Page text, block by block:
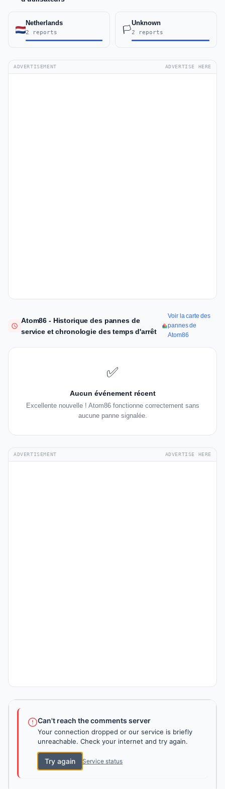
Netherlands
2 reports 🏳️
Unknown
2 reports
ADVERTISEMENT ADVERTISE HERE
Atom86 - Historique des pannes de
service et chronologie des temps d'arrêt
Voir la carte des
pannes de
Atom86
✅
Aucun événement récent
Excellente nouvelle ! Atom86 fonctionne correctement sans
aucune panne signalée.
ADVERTISEMENT ADVERTISE HERE
Can't reach the comments server
Your connection dropped or our service is briefly
unreachable. Check your internet and try again.
Try again Service status